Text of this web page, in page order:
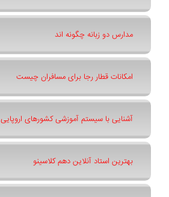
مدارس دو زبانه چگونه اند
امکانات قطار رجا برای مسافران چیست
آشنایی با سیستم آموزشی کشورهای اروپایی
بهترین استاد آنلاین دهم کلاسینو